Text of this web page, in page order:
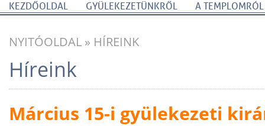
KEZDŐOLDAL GYÜLEKEZETÜNKRŐL A TEMPLOMRÓL
NYITÓOLDAL » HÍREINK
Híreink
Március 15-i gyülekezeti